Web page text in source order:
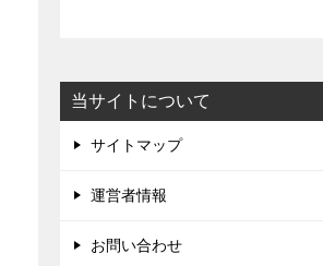
当サイトについて
サイトマップ
運営者情報
お問い合わせ